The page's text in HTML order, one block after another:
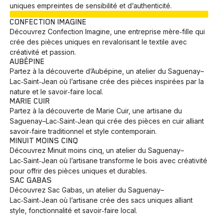
uniques empreintes de sensibilité et d’authenticité.
CONFECTION IMAGINE
Découvrez Confection Imagine, une entreprise mère‑fille qui
crée des pièces uniques en revalorisant le textile avec
créativité et passion.
AUBÉPINE
Partez à la découverte d’Aubépine, un atelier du Saguenay–
Lac‑Saint‑Jean où l’artisane crée des pièces inspirées par la
nature et le savoir‑faire local.
MARIE CUIR
Partez à la découverte de Marie Cuir, une artisane du
Saguenay–Lac‑Saint‑Jean qui crée des pièces en cuir alliant
savoir‑faire traditionnel et style contemporain.
MINUIT MOINS CINQ
Découvrez Minuit moins cinq, un atelier du Saguenay–
Lac‑Saint‑Jean où l’artisane transforme le bois avec créativité
pour offrir des pièces uniques et durables.
SAC GABAS
Découvrez Sac Gabas, un atelier du Saguenay–
Lac‑Saint‑Jean où l’artisane crée des sacs uniques alliant
style, fonctionnalité et savoir‑faire local.